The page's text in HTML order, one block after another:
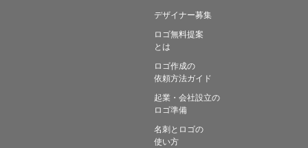
デザイナー募集
ロゴ無料提案
とは
ロゴ作成の
依頼方法ガイド
起業・会社設立の
ロゴ準備
名刺とロゴの
使い方